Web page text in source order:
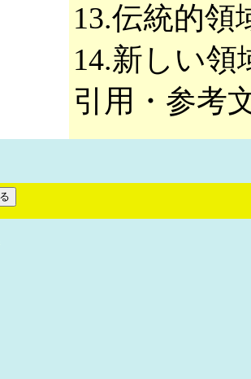
13.伝統的領
14.新しい領
引用・参考